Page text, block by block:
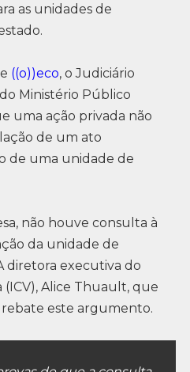
as unidades de
((o))eco, o Judiciário
Ministério Público
uma ação privada não
de um ato
de uma unidade de
não houve consulta à
da unidade de
diretora executiva do
Alice Thuault, que
rebate este argumento.